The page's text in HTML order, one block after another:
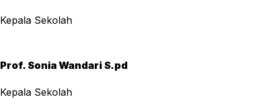
Kepala Sekolah
Prof. Sonia Wandari S.pd
Kepala Sekolah